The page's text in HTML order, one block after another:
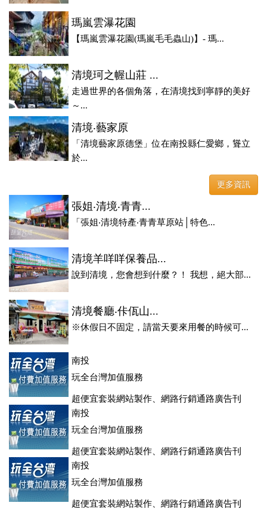
瑪嵐雲瀑花園
【瑪嵐雲瀑花園(瑪嵐毛毛蟲山)】- 瑪...
清境珂之幄山莊 ...
走過世界的各個角落，在清境找到寧靜的美好
～...
清境‧藝家原
「清境藝家原德堡」位在南投縣仁愛鄉，聳立
於...
更多資訊
張姐‧清境‧青青...
「張姐‧清境特產‧青青草原站│特色...
清境羊咩咩保養品...
說到清境，您會想到什麼？！ 我想，絕大部...
清境餐廳‧佧佤山...
※休假日不固定，請當天要來用餐的時候可...
南投
玩全台灣加值服務
超便宜套裝網站製作、網路行銷通路廣告刊
登、訂房系統、客房委託旅行社銷售，全面優惠中....
南投
玩全台灣加值服務
超便宜套裝網站製作、網路行銷通路廣告刊
登、訂房系統、客房委託旅行社銷售，全面優惠中....
南投
玩全台灣加值服務
超便宜套裝網站製作、網路行銷通路廣告刊